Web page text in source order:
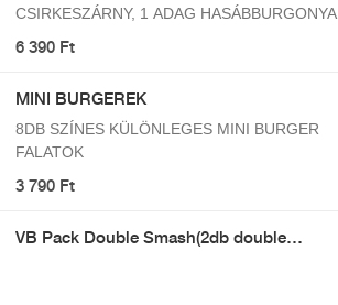
CSIRKESZÁRNY, 1 ADAG HASÁBBURGONYA,
6 390 Ft
MINI BURGEREK
8DB SZÍNES KÜLÖNLEGES MINI BURGER
FALATOK
3 790 Ft
VB Pack Double Smash(2db double